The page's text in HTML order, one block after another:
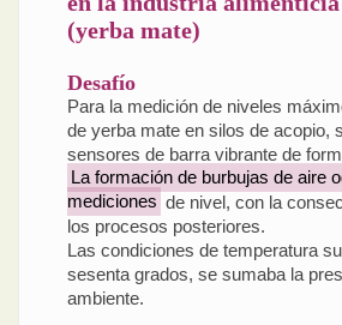
(yerba mate)
Desafío
Para la medición de niveles
de yerba mate en silos de acopio,
sensores de barra vibrante de
La formación de burbujas de aire
mediciones de nivel, con la
los procesos posteriores.
Las condiciones de temperatura
sesenta grados, se sumaba la
ambiente.